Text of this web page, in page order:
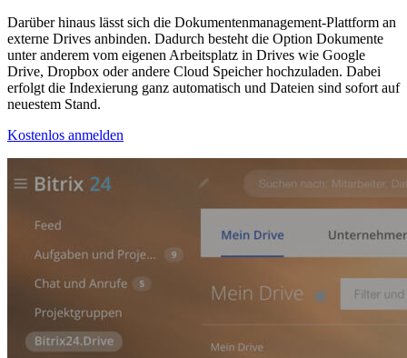
Darüber hinaus lässt sich die Dokumentenmanagement-Plattform an
externe Drives anbinden. Dadurch besteht die Option Dokumente
unter anderem vom eigenen Arbeitsplatz in Drives wie Google
Drive, Dropbox oder andere Cloud Speicher hochzuladen. Dabei
erfolgt die Indexierung ganz automatisch und Dateien sind sofort auf
neuestem Stand.
Kostenlos anmelden